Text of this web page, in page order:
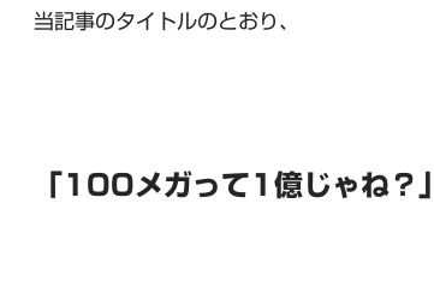
当記事のタイトルのとおり、
「100メガって1億じゃね？」